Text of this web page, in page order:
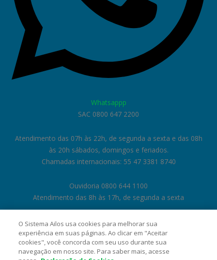
Whatsappp
SAC 0800 647 2200
Atendimento das 07h às 22h, de segunda a sexta e das 08h
às 20h sábados, domingos e feriados.
Chamadas internacionais: 55 47 3381 8740
Ouvidoria 0800 644 1100
Atendimento das 8h às 17h, de segunda a sexta
O Sistema Ailos usa cookies para melhorar sua
experiência em suas páginas. Ao clicar em "Aceitar
cookies", você concorda com seu uso durante sua
navegação em nosso site. Para saber mais, acesse